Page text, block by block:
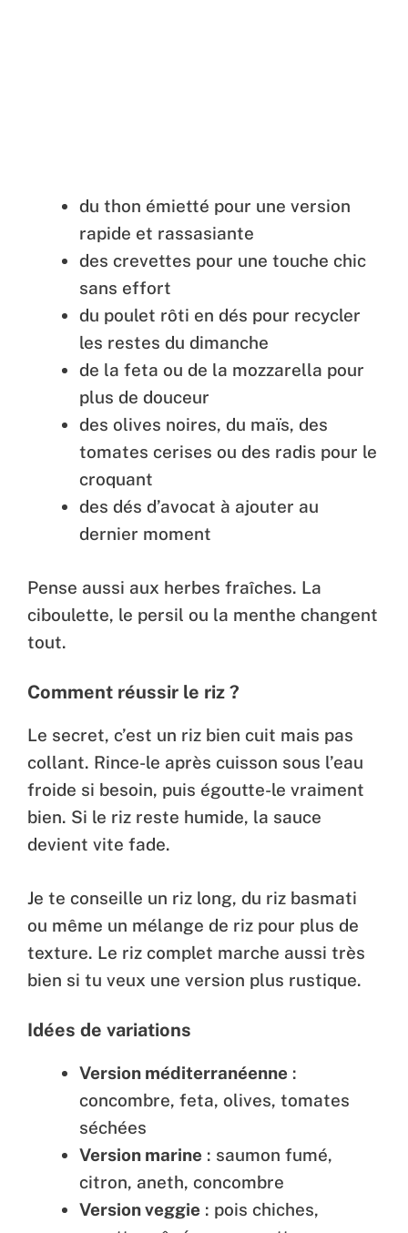
du thon émietté pour une version
rapide et rassasiante
des crevettes pour une touche chic
sans effort
du poulet rôti en dés pour recycler
les restes du dimanche
de la feta ou de la mozzarella pour
plus de douceur
des olives noires, du maïs, des
tomates cerises ou des radis pour le
croquant
des dés d’avocat à ajouter au
dernier moment
Pense aussi aux herbes fraîches. La
ciboulette, le persil ou la menthe changent
tout.
Comment réussir le riz ?
Le secret, c’est un riz bien cuit mais pas
collant. Rince-le après cuisson sous l’eau
froide si besoin, puis égoutte-le vraiment
bien. Si le riz reste humide, la sauce
devient vite fade.
Je te conseille un riz long, du riz basmati
ou même un mélange de riz pour plus de
texture. Le riz complet marche aussi très
bien si tu veux une version plus rustique.
Idées de variations
Version méditerranéenne :
concombre, feta, olives, tomates
séchées
Version marine : saumon fumé,
citron, aneth, concombre
Version veggie : pois chiches,